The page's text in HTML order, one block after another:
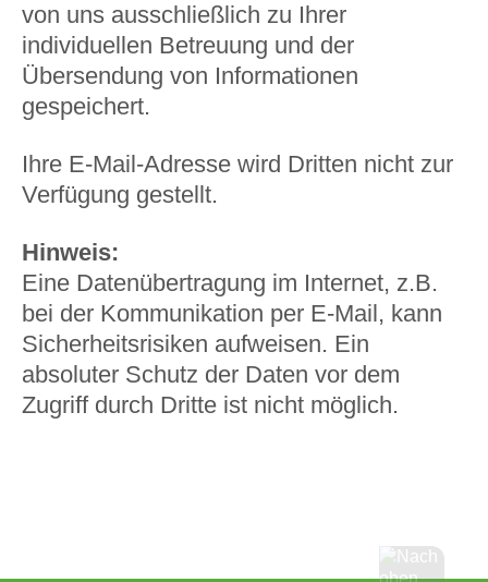
von uns ausschließlich zu Ihrer
individuellen Betreuung und der
Übersendung von Informationen
gespeichert.
Ihre E-Mail-Adresse wird Dritten nicht zur
Verfügung gestellt.
Hinweis:
Eine Datenübertragung im Internet, z.B.
bei der Kommunikation per E-Mail, kann
Sicherheitsrisiken aufweisen. Ein
absoluter Schutz der Daten vor dem
Zugriff durch Dritte ist nicht möglich.